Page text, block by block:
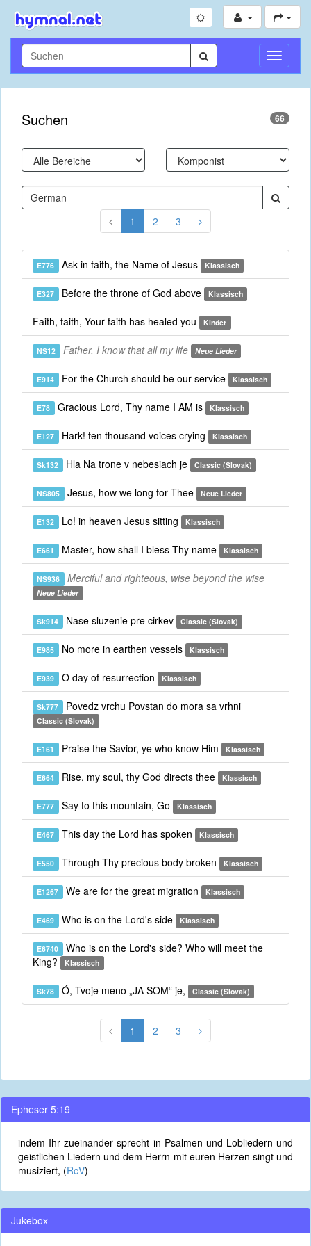
Suchen 66
1 2 3
E776 Ask in faith, the Name of Jesus Klassisch
E327 Before the throne of God above Klassisch
Faith, faith, Your faith has healed you Kinder
NS12 Father, I know that all my life Neue Lieder
E914 For the Church should be our service Klassisch
E78 Gracious Lord, Thy name I AM is Klassisch
E127 Hark! ten thousand voices crying Klassisch
Sk132 Hla Na trone v nebesiach je Classic (Slovak)
NS805 Jesus, how we long for Thee Neue Lieder
E132 Lo! in heaven Jesus sitting Klassisch
E661 Master, how shall I bless Thy name Klassisch
NS936 Merciful and righteous, wise beyond the wise
Neue Lieder
Sk914 Nase sluzenie pre cirkev Classic (Slovak)
E985 No more in earthen vessels Klassisch
E939 O day of resurrection Klassisch
Sk777 Povedz vrchu Povstan do mora sa vrhni
Classic (Slovak)
E161 Praise the Savior, ye who know Him Klassisch
E664 Rise, my soul, thy God directs thee Klassisch
E777 Say to this mountain, Go Klassisch
E467 This day the Lord has spoken Klassisch
E550 Through Thy precious body broken Klassisch
E1267 We are for the great migration Klassisch
E469 Who is on the Lord's side Klassisch
E6740 Who is on the Lord's side? Who will meet the
King?
Klassisch
Sk78 Ó, Tvoje meno „JA SOM“ je, Classic (Slovak)
1 2 3
Epheser 5:19
indem Ihr zueinander sprecht in Psalmen und Lobliedern und
geistlichen Liedern und dem Herrn mit euren Herzen singt und
musiziert, (RcV)
Jukebox